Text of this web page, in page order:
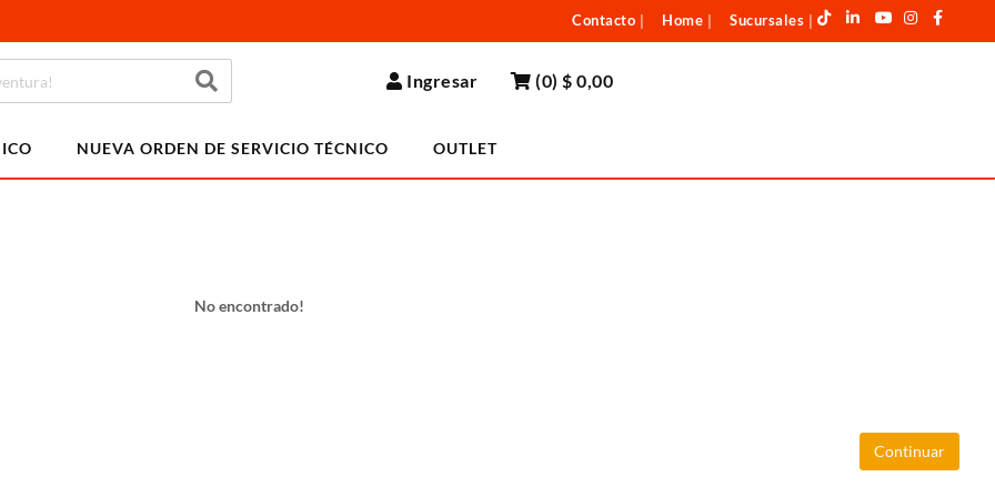
Contacto Home Sucursales
Ingresar (0)$ 0,00
NUEVA ORDEN DE SERVICIO TÉCNICO OUTLET
No encontrado!
Continuar